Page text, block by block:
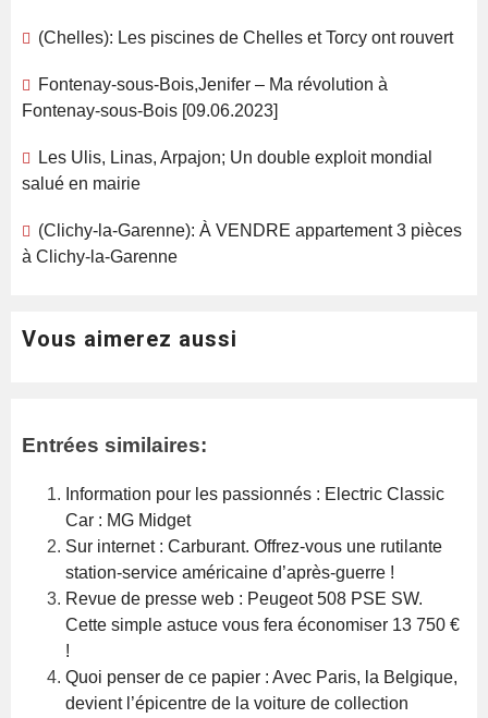
(Chelles): Les piscines de Chelles et Torcy ont rouvert
Fontenay-sous-Bois,Jenifer – Ma révolution à
Fontenay-sous-Bois [09.06.2023]
Les Ulis, Linas, Arpajon; Un double exploit mondial
salué en mairie
(Clichy-la-Garenne): À VENDRE appartement 3 pièces
à Clichy-la-Garenne
Vous aimerez aussi
Entrées similaires:
Information pour les passionnés : Electric Classic
Car : MG Midget
Sur internet : Carburant. Offrez-vous une rutilante
station-service américaine d’après-guerre !
Revue de presse web : Peugeot 508 PSE SW.
Cette simple astuce vous fera économiser 13 750 €
!
Quoi penser de ce papier : Avec Paris, la Belgique,
devient l’épicentre de la voiture de collection